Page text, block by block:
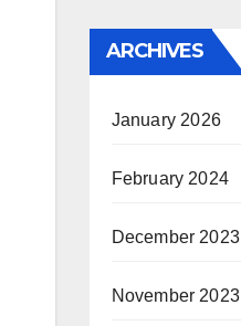
ARCHIVES
January 2026
February 2024
December 2023
November 2023